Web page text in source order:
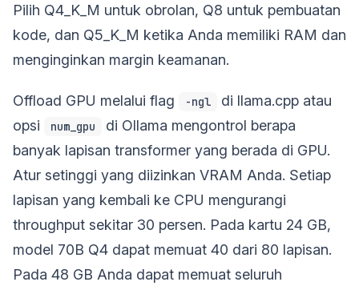
Pilih Q4_K_M untuk obrolan, Q8 untuk pembuatan
kode, dan Q5_K_M ketika Anda memiliki RAM dan
menginginkan margin keamanan.
Offload GPU melalui flag -ngl
di llama.cpp atau
opsi
num_gpu
di Ollama mengontrol berapa
banyak lapisan transformer yang berada di GPU.
Atur setinggi yang diizinkan VRAM Anda. Setiap
lapisan yang kembali ke CPU mengurangi
throughput sekitar 30 persen. Pada kartu 24 GB,
model 70B Q4 dapat memuat 40 dari 80 lapisan.
Pada 48 GB Anda dapat memuat seluruh